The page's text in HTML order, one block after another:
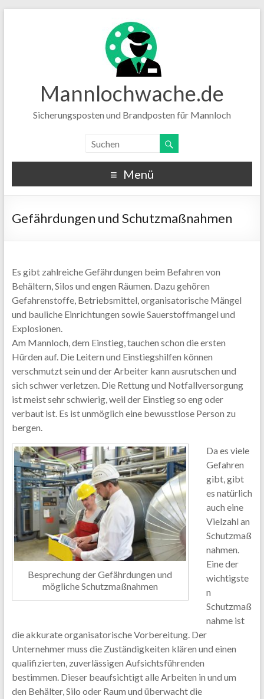
Mannlochwache.de
Sicherungsposten und Brandposten für Mannloch
Menü
Gefährdungen und Schutzmaßnahmen
Es gibt zahlreiche Gefährdungen beim Befahren von
Behältern, Silos und engen Räumen. Dazu gehören
Gefahrenstoffe, Betriebsmittel, organisatorische Mängel
und bauliche Einrichtungen sowie Sauerstoffmangel und
Explosionen.
Am Mannloch, dem Einstieg, tauchen schon die ersten
Hürden auf. Die Leitern und Einstiegshilfen können
verschmutzt sein und der Arbeiter kann ausrutschen und
sich schwer verletzen. Die Rettung und Notfallversorgung
ist meist sehr schwierig, weil der Einstieg so eng oder
verbaut ist. Es ist unmöglich eine bewusstlose Person zu
bergen.
Besprechung der Gefährdungen und
mögliche Schutzmaßnahmen
Da es viele
Gefahren
gibt, gibt
es natürlich
auch eine
Vielzahl an
Schutzmaß
nahmen.
Eine der
wichtigste
n
Schutzmaß
nahme ist
die akkurate organisatorische Vorbereitung. Der
Unternehmer muss die Zuständigkeiten klären und einen
qualifizierten, zuverlässigen Aufsichtsführenden
bestimmen. Dieser beaufsichtigt alle Arbeiten in und um
den Behälter, Silo oder Raum und überwacht die